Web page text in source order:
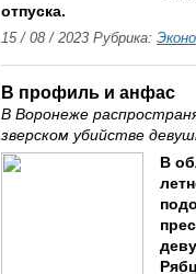
отпуска.
15 / 08 / 2023 Рубрика:
В профиль и анфас
В Воронеже
зверском убийстве
В